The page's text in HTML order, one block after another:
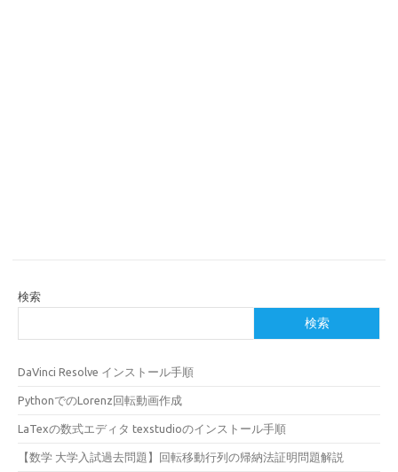
検索
検索
DaVinci Resolve インストール手順
PythonでのLorenz回転動画作成
LaTexの数式エディタ texstudioのインストール手順
【数学 大学入試過去問題】回転移動行列の帰納法証明問題解説